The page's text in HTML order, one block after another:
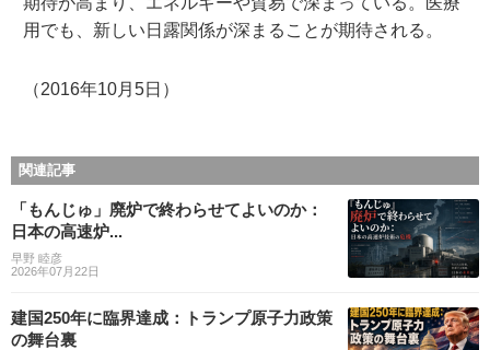
用でも、新しい日露関係が深まることが期待される。
（2016年10月5日）
関連記事
「もんじゅ」廃炉で終わらせてよいのか：
日本の高速炉...
早野 睦彦
2026年07月22日
建国250年に臨界達成：トランプ原子力政策
の舞台裏